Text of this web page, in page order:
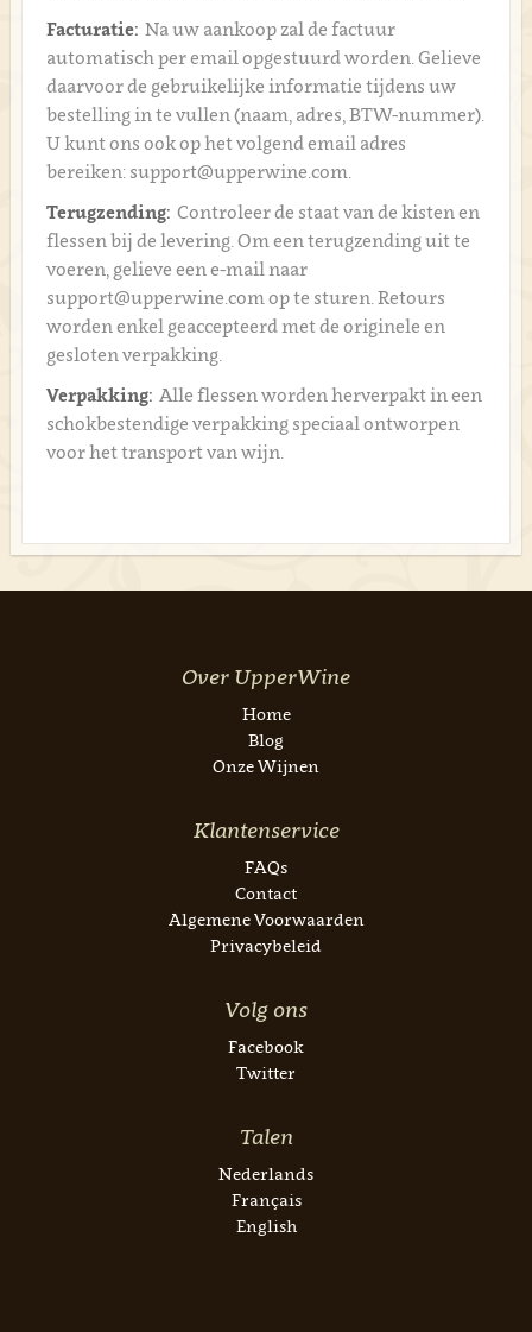
Facturatie: Na uw aankoop zal de factuur
automatisch per email opgestuurd worden. Gelieve
daarvoor de gebruikelijke informatie tijdens uw
bestelling in te vullen (naam, adres, BTW-nummer).
U kunt ons ook op het volgend email adres
bereiken: support@upperwine.com.
Terugzending: Controleer de staat van de kisten en
flessen bij de levering. Om een terugzending uit te
voeren, gelieve een e-mail naar
support@upperwine.com op te sturen. Retours
worden enkel geaccepteerd met de originele en
gesloten verpakking.
Verpakking: Alle flessen worden herverpakt in een
schokbestendige verpakking speciaal ontworpen
voor het transport van wijn.
Over UpperWine
Home
Blog
Onze Wijnen
Klantenservice
FAQs
Contact
Algemene Voorwaarden
Privacybeleid
Volg ons
Facebook
Twitter
Talen
Nederlands
Français
English